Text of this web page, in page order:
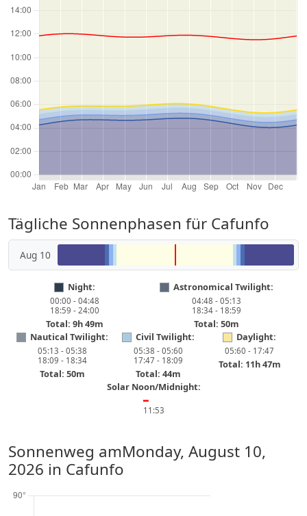
Tägliche Sonnenphasen für Cafunfo
Aug 10
Night:
00:00 - 04:48
18:59 - 24:00
Total: 9h 49m
Astronomical Twilight:
04:48 - 05:13
18:34 - 18:59
Total: 50m
Nautical Twilight:
05:13 - 05:38
18:09 - 18:34
Total: 50m
Civil Twilight:
05:38 - 05:60
17:47 - 18:09
Total: 44m
Daylight:
05:60 - 17:47
Total: 11h 47m
Solar Noon/Midnight:
━
11:53
Sonnenweg amMonday, August 10,
2026 in Cafunfo